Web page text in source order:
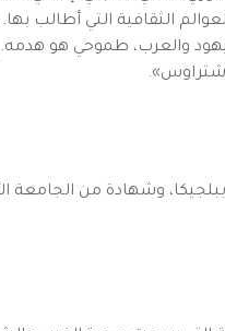
الثقافية التي أطالب
والعرب، طموحي هو هدمه.
شتراوس».
وشهادة من الجامعة